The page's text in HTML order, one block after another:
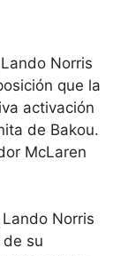
Norris
que la
activación
de Bakou.
McLaren
Norris
su